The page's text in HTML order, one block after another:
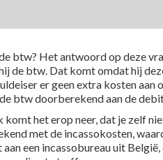
btw? Het antwoord op deze
de btw. Dat komt omdat hij
er geen extra kosten
btw doorberekend aan de
komt het erop neer, dat je zelf
met de incassokosten,
aan een incassobureau uit